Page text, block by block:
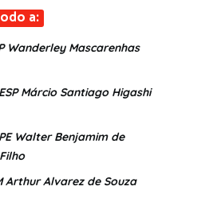
a:
Wanderley Mascarenhas
Márcio Santiago Higashi
Walter Benjamim de
Arthur Alvarez de Souza